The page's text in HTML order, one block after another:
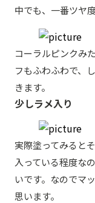
中でも、一番ツヤ
コーラルピンクみ
フもふわふわで、
きます。
少しラメ入り
実際塗ってみると
入っている程度な
いです。なのでマ
思います。